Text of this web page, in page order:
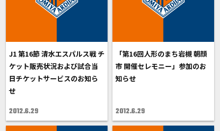
J1 第16節 清水エスパルス戦 チ
ケット販売状況および試合当
日チケットサービスのお知ら
せ
2012.6.29
「第16回人形のまち岩槻 朝顔
市 開催セレモニー」参加のお
知らせ
2012.6.29